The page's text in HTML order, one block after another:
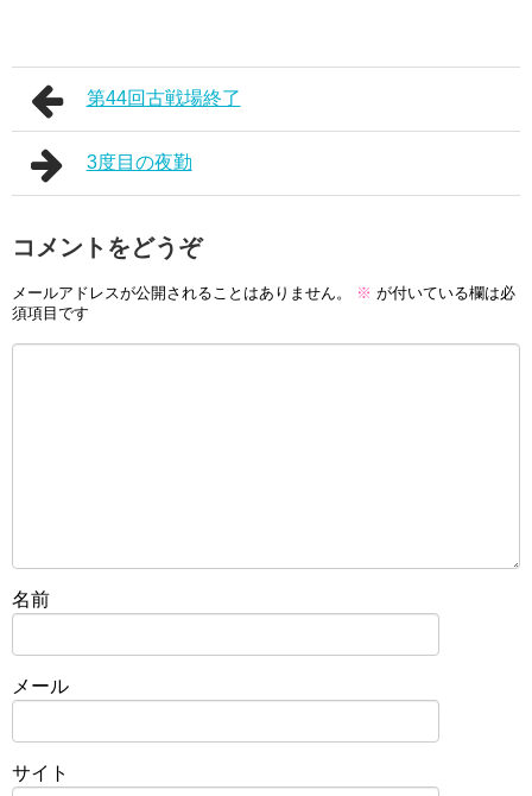
第44回古戦場終了
3度目の夜勤
コメントをどうぞ
メールアドレスが公開されることはありません。 ※ が付いている欄は必
須項目です
名前
メール
サイト